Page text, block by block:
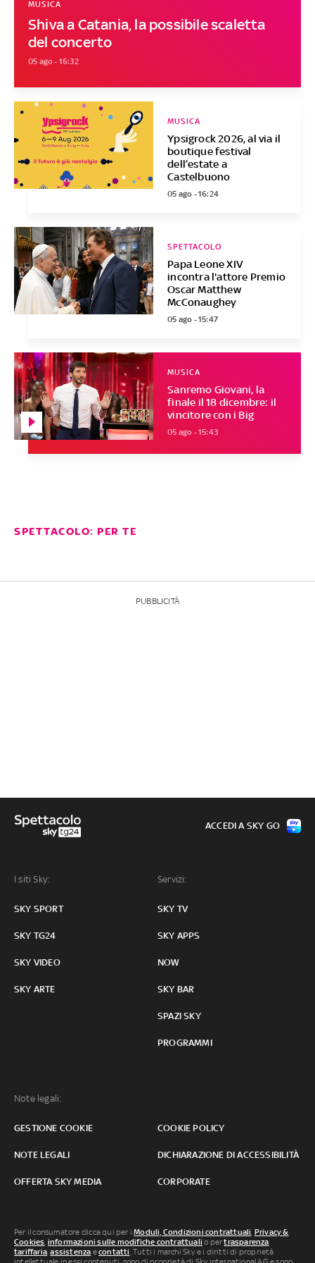
Shiva a Catania, la possibile scaletta
del concerto
MUSICA
05 ago - 16:32
Ypsigrock 2026, al via il
boutique festival
dell’estate a
Castelbuono
MUSICA
05 ago - 16:24
Papa Leone XIV
incontra l'attore Premio
Oscar Matthew
McConaughey
SPETTACOLO
05 ago - 15:47
Sanremo Giovani, la
finale il 18 dicembre: il
vincitore con i Big
MUSICA
05 ago - 15:43
SPETTACOLO: PER TE
PUBBLICITÀ
I siti Sky:
SKY SPORT
SKY TG24
SKY VIDEO
SKY ARTE
Servizi:
SKY TV
SKY APPS
NOW
SKY BAR
SPAZI SKY
PROGRAMMI
Note legali:
GESTIONE COOKIE COOKIE POLICY
NOTE LEGALI DICHIARAZIONE DI ACCESSIBILITÀ
OFFERTA SKY MEDIA CORPORATE
ACCEDI A SKY GO
Per il consumatore clicca qui per iModuli, Condizioni contrattuali, Privacy &
Cookies, informazioni sulle modifiche contrattuali o pertrasparenza
tariffaria,assistenza econtatti. Tutti i marchi Sky e i diritti di proprietà